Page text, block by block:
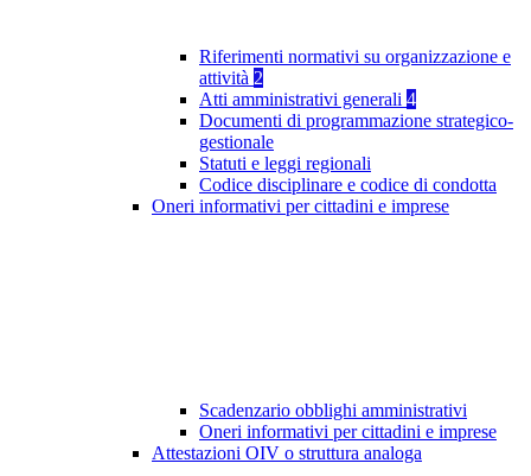
Riferimenti normativi su organizzazione e
attività 2
Atti amministrativi generali 4
Documenti di programmazione strategico-
gestionale
Statuti e leggi regionali
Codice disciplinare e codice di condotta
Oneri informativi per cittadini e imprese
Scadenzario obblighi amministrativi
Oneri informativi per cittadini e imprese
Attestazioni OIV o struttura analoga